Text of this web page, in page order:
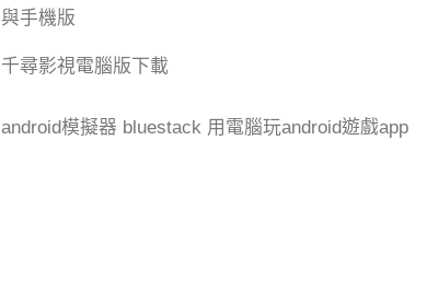
與手機版
千尋影視電腦版下載
android模擬器 bluestack 用電腦玩android遊戲app